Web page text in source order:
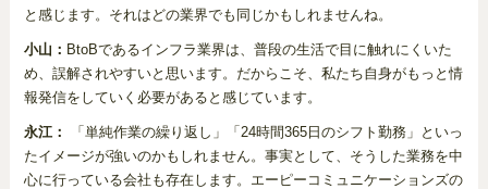
と感じます。それはどの業界でも同じかもしれませんね。
小山： BtoBであるインフラ業界は、普段の生活で目に触れにくいた
め、誤解されやすいと思います。だからこそ、私たち自身がもっと情
報発信をしていく必要があると感じています。
永江：
「単純作業の繰り返し」「24時間365日のシフト勤務」といっ
たイメージが強いのかもしれません。事実として、そうした業務を中
心に行っている会社も存在します。エーピーコミュニケーションズの